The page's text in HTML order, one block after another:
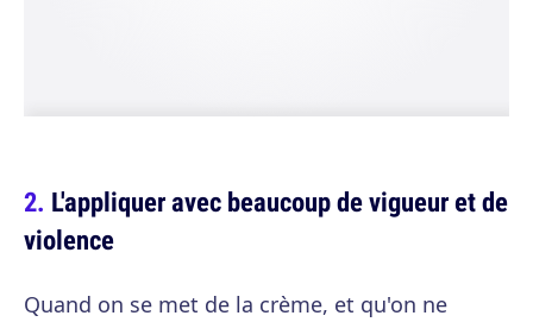
L'appliquer avec beaucoup de vigueur et de
violence
Quand on se met de la crème, et qu'on ne